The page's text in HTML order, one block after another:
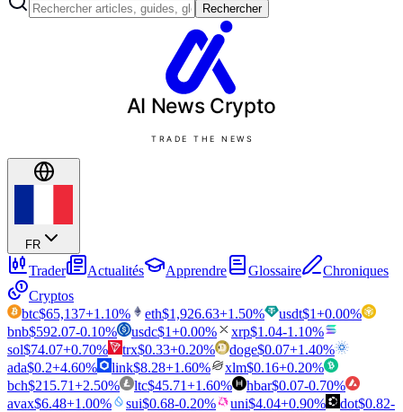
Rechercher
AI News Crypto
TRADE THE NEWS
FR
Trader Actualités Apprendre Glossaire
Chroniques
Cryptos
btc$65,137+1.10% eth$1,926.63+1.50% usdt$1+0.00%
bnb$592.07-0.10% usdc$1+0.00% xrp$1.04-1.10%
sol$74.07+0.70% trx$0.33+0.20% doge$0.07+1.40%
ada$0.2+4.60% link$8.28+1.60% xlm$0.16+0.20%
bch$215.71+2.50% ltc$45.71+1.60% hbar$0.07-0.70%
avax$6.48+1.00% sui$0.68-0.20% uni$4.04+0.90% dot$0.82-